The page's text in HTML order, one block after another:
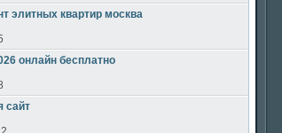
элитных квартир москва
онлайн бесплатно
сайт